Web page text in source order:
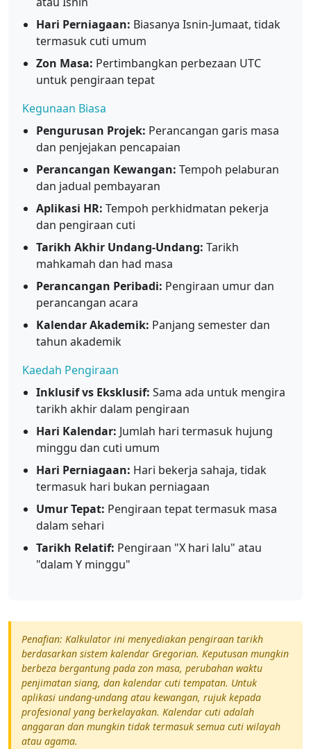
Hari Perniagaan: Biasanya Isnin-Jumaat, tidak
termasuk cuti umum
Zon Masa: Pertimbangkan perbezaan UTC
untuk pengiraan tepat
Kegunaan Biasa
Pengurusan Projek: Perancangan garis masa
dan penjejakan pencapaian
Perancangan Kewangan: Tempoh pelaburan
dan jadual pembayaran
Aplikasi HR: Tempoh perkhidmatan pekerja
dan pengiraan cuti
Tarikh Akhir Undang-Undang: Tarikh
mahkamah dan had masa
Perancangan Peribadi: Pengiraan umur dan
perancangan acara
Kalendar Akademik: Panjang semester dan
tahun akademik
Kaedah Pengiraan
Inklusif vs Eksklusif: Sama ada untuk mengira
tarikh akhir dalam pengiraan
Hari Kalendar: Jumlah hari termasuk hujung
minggu dan cuti umum
Hari Perniagaan: Hari bekerja sahaja, tidak
termasuk hari bukan perniagaan
Umur Tepat: Pengiraan tepat termasuk masa
dalam sehari
Tarikh Relatif: Pengiraan "X hari lalu" atau
"dalam Y minggu"
Penafian: Kalkulator ini menyediakan pengiraan tarikh
berdasarkan sistem kalendar Gregorian. Keputusan mungkin
berbeza bergantung pada zon masa, perubahan waktu
penjimatan siang, dan kalendar cuti tempatan. Untuk
aplikasi undang-undang atau kewangan, rujuk kepada
profesional yang berkelayakan. Kalendar cuti adalah
anggaran dan mungkin tidak termasuk semua cuti wilayah
atau agama.